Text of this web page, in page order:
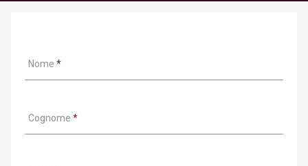
Nome *
Cognome *